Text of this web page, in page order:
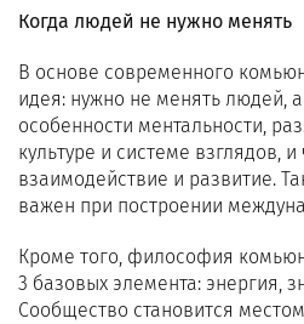
Когда людей не нужно менять
В основе современного
идея: нужно не менять людей,
особенности ментальности,
культуре и системе взглядов,
взаимодействие и развитие.
важен при построении
Кроме того, философия
3 базовых элемента: энергия,
Сообщество становится